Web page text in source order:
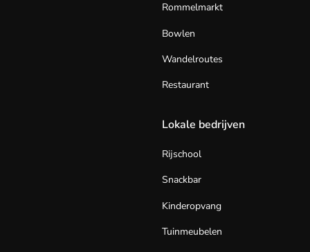
Rommelmarkt
Bowlen
Wandelroutes
Restaurant
Lokale bedrijven
Rijschool
Snackbar
Kinderopvang
Tuinmeubelen